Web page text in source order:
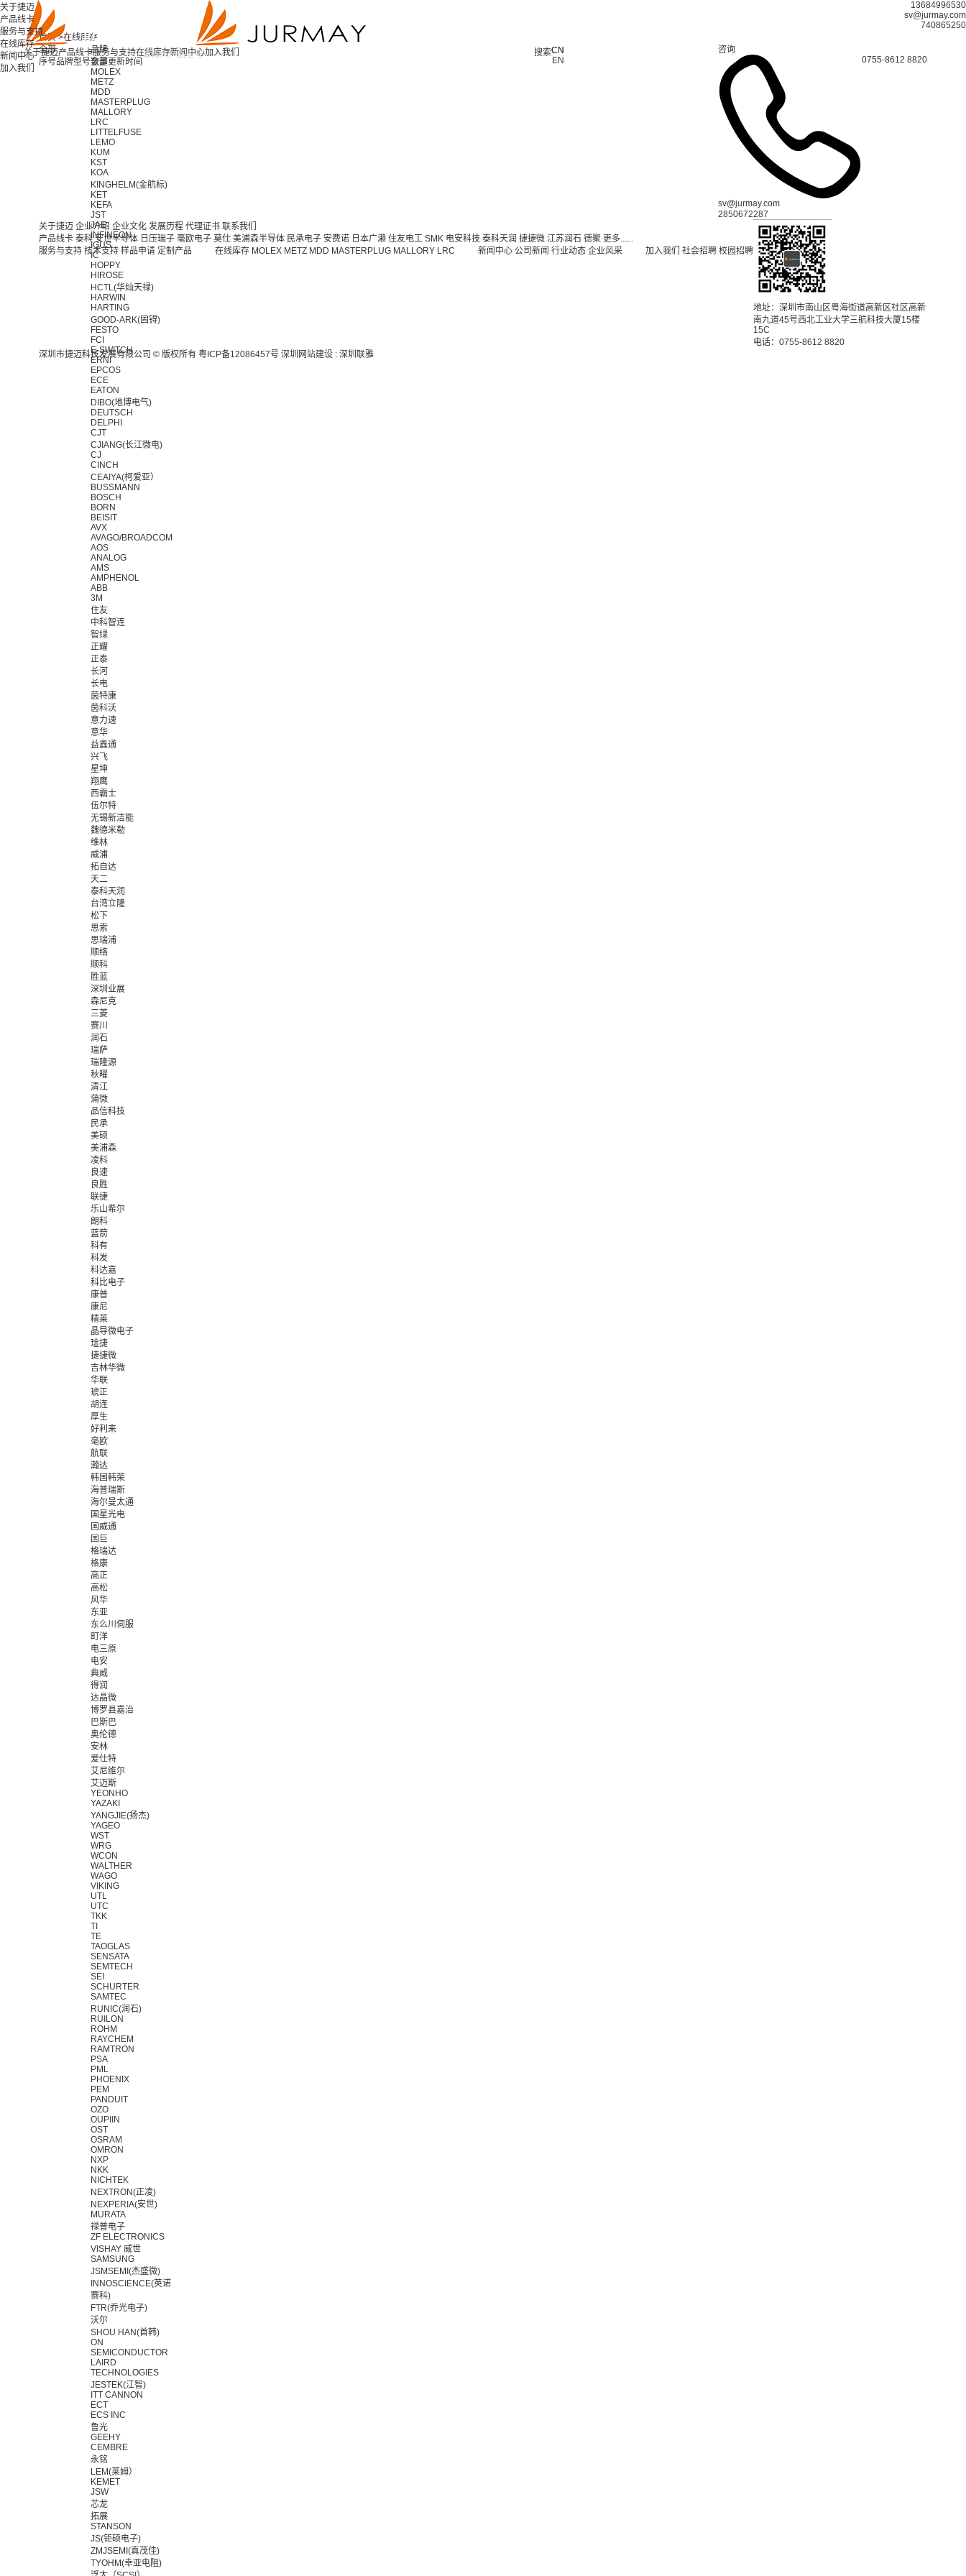
关于捷迈产品线卡服务与支持在线库存新闻中心加入我们 CN
CN
EN
搜索
关于捷迈
产品线卡
服务与支持
在线库存
新闻中心
加入我们
13684996530
sv@jurmay.com
740865250
首页 >在线库存
咨询
0755-8612 8820
sv@jurmay.com
2850672287
全部
品牌
全部
MOLEX
METZ
MDD
MASTERPLUG
MALLORY
LRC
LITTELFUSE
LEMO
KUM
KST
KOA
KINGHELM(金航标)
KET
KEFA
JST
JAE
INFINEON
IGUS
IC
HOPPY
HIROSE
HCTL(华灿天禄)
HARWIN
HARTING
GOOD-ARK(固锝)
FESTO
FCI
E-SWITCH
ERNI
EPCOS
ECE
EATON
DIBO(地博电气)
DEUTSCH
DELPHI
CJT
CJIANG(长江微电)
CJ
CINCH
CEAIYA(柯爱亚）
BUSSMANN
BOSCH
BORN
BEISIT
AVX
AVAGO/BROADCOM
AOS
ANALOG
AMS
AMPHENOL
ABB
3M
住友
中科智连
智绿
正耀
正泰
长河
长电
茵特康
茵科沃
意力速
意华
益鑫通
兴飞
星坤
翔鹰
西霸士
伍尔特
无锡新洁能
魏德米勒
维林
威浦
拓自达
天二
泰科天润
台湾立隆
松下
思索
思瑞浦
顺络
顺科
胜蓝
深圳业展
森尼克
三菱
赛川
润石
瑞萨
瑞隆源
秋曜
清江
蒲微
品信科技
民承
美硕
美浦森
凌科
良速
良胜
联捷
乐山希尔
朗科
蓝箭
科有
科发
科达嘉
科比电子
康普
康尼
精莱
晶导微电子
琻捷
捷捷微
吉林华微
华联
琥正
胡连
厚生
好利来
毫欧
航联
瀚达
韩国韩荣
海普瑞斯
海尔曼太通
国星光电
国威通
国巨
格瑞达
格康
高正
高松
风华
东亚
东么川伺服
町洋
电三原
电安
典威
得润
达晶微
博罗县嘉治
巴斯巴
奥伦德
安林
爱仕特
艾尼维尔
艾迈斯
YEONHO
YAZAKI
YANGJIE(扬杰)
YAGEO
WST
WRG
WCON
WALTHER
WAGO
VIKING
UTL
UTC
TKK
TI
TE
TAOGLAS
SENSATA
SEMTECH
SEI
SCHURTER
SAMTEC
RUNIC(润石)
RUILON
ROHM
RAYCHEM
RAMTRON
PSA
PML
PHOENIX
PEM
PANDUIT
OZO
OUPIIN
OST
OSRAM
OMRON
NXP
NKK
NICHTEK
NEXTRON(正凌)
NEXPERIA(安世)
MURATA
禄普电子
ZF ELECTRONICS
VISHAY 威世
SAMSUNG
JSMSEMI(杰盛微)
INNOSCIENCE(英诺
赛科)
FTR(乔光电子)
沃尔
SHOU HAN(首韩)
ON
SEMICONDUCTOR
LAIRD
TECHNOLOGIES
JESTEK(江智)
ITT CANNON
ECT
ECS INC
鲁光
GEEHY
CEMBRE
永铭
LEM(莱姆）
KEMET
JSW
芯龙
拓展
STANSON
JS(钜硕电子)
ZMJSEMI(真茂佳)
TYOHM(幸亚电阻)
序号品牌型号数量更新时间
关于捷迈 企业介绍 企业文化 发展历程 代理证书 联系我们
产品线卡 泰科 安世半导体 日压瑞子 毫欧电子 莫仕 美浦森半导体 民承电子 安费诺 日本广濑 住友电工 SMK 电安科技 泰科天润 捷捷微 江苏润石 德聚 更多......
服务与支持 技术支持 样品申请 定制产品 在线库存 MOLEX METZ MDD MASTERPLUG MALLORY LRC 新闻中心 公司新闻 行业动态 企业风采 加入我们 社会招聘 校园招聘
地址：深圳市南山区粤海街道高新区社区高新
南九道45号西北工业大学三航科技大厦15楼
15C
电话：0755-8612 8820
深圳市捷迈科技发展有限公司 © 版权所有 粤ICP备12086457号 深圳网站建设: 深圳联雅